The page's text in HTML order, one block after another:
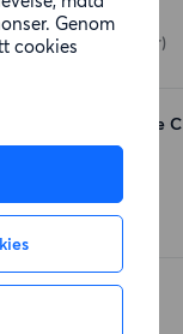
Genom
cookies
Mat
29 (353 meter)
Västerhaninge C
4(924 meter)